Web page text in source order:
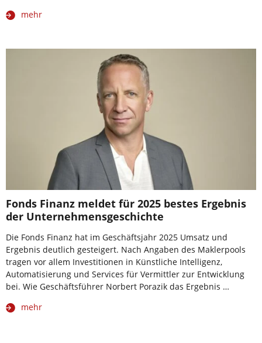
mehr
Fonds Finanz meldet für 2025 bestes Ergebnis
der Unternehmensgeschichte
Die Fonds Finanz hat im Geschäftsjahr 2025 Umsatz und
Ergebnis deutlich gesteigert. Nach Angaben des Maklerpools
tragen vor allem Investitionen in Künstliche Intelligenz,
Automatisierung und Services für Vermittler zur Entwicklung
bei. Wie Geschäftsführer Norbert Porazik das Ergebnis …
mehr